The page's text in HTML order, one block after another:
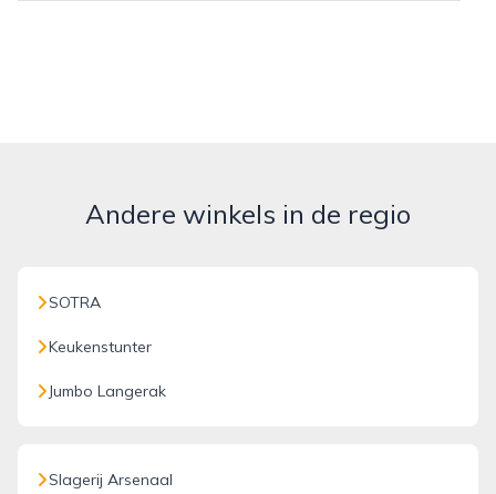
Andere winkels in de regio
SOTRA
Keukenstunter
Jumbo Langerak
Slagerij Arsenaal